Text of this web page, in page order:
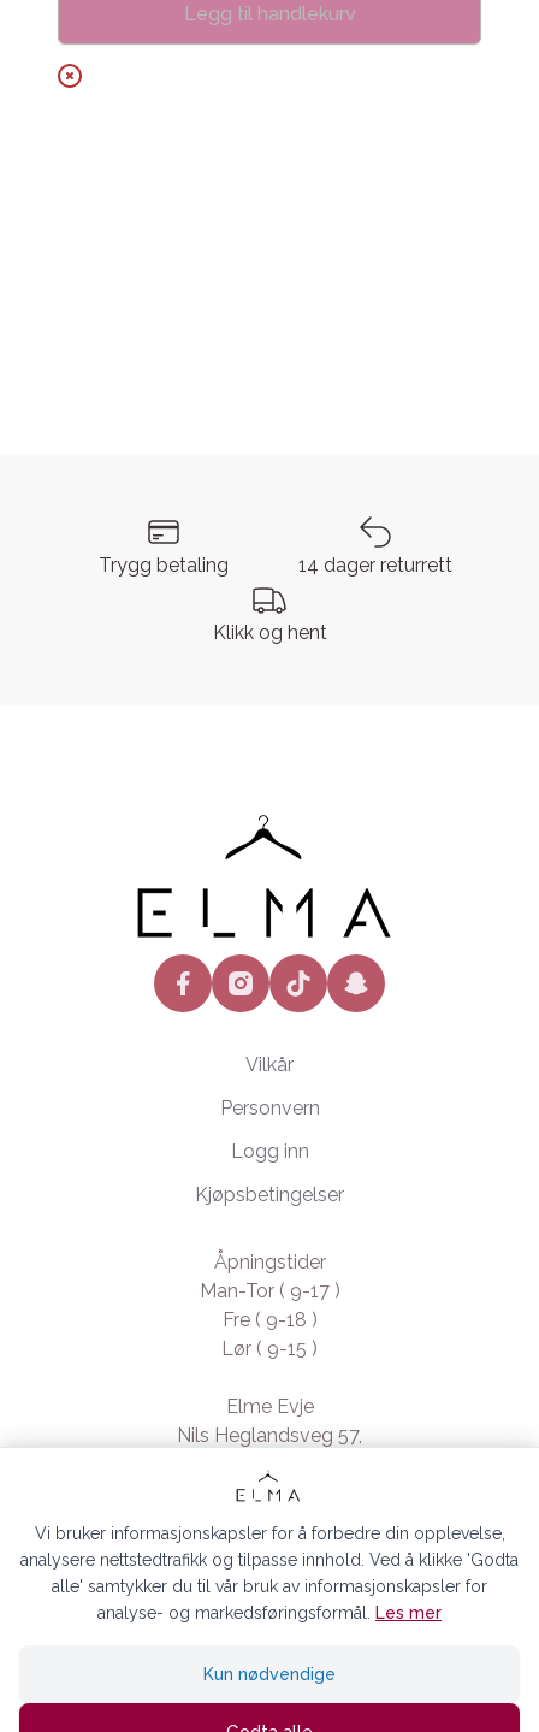
Legg til handlekurv
Trygg betaling 14 dager returrett
Klikk og hent
facebookinstagramtiktok snapchat
Vilkår
Personvern
Logg inn
Kjøpsbetingelser
Åpningstider
Man-Tor ( 9-17 )
Fre ( 9-18 )
Lør ( 9-15 )
Elme Evje
Nils Heglandsveg 57,
4735 Evje, Norway
- Org. nr. 923370994
Siden driftes avShoplabs
Vi bruker informasjonskapsler for å forbedre din opplevelse,
analysere nettstedtrafikk og tilpasse innhold. Ved å klikke 'Godta
alle' samtykker du til vår bruk av informasjonskapsler for
analyse- og markedsføringsformål.
Les mer
Kun nødvendige